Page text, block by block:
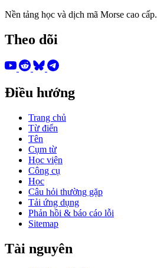
Nền tảng học và dịch mã Morse cao cấp.
Theo dõi
Điều hướng
Trang chủ
Từ điển
Tên
Cụm từ
Học viện
Công cụ
Học
Câu hỏi thường gặp
Tải ứng dụng
Phản hồi & báo cáo lỗi
Sitemap
Tài nguyên